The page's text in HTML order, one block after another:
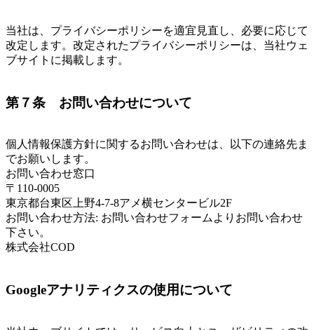
当社は、プライバシーポリシーを適宜見直し、必要に応じて
改定します。改定されたプライバシーポリシーは、当社ウェ
ブサイトに掲載します。
第７条 お問い合わせについて
個人情報保護方針に関するお問い合わせは、以下の連絡先ま
でお願いします。
お問い合わせ窓口
〒110-0005
東京都台東区上野4-7-8アメ横センタービル2F
お問い合わせ方法: お問い合わせフォームよりお問い合わせ
下さい。
株式会社COD
Googleアナリティクスの使用について